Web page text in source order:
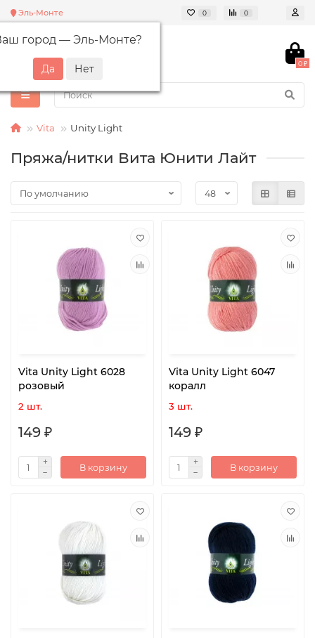
Эль-Монте
город — Эль-Монте?
0 0
0 ₽
Vita Unity Light
Пряжа/нитки Вита Юнити Лайт
Vita Unity Light 6028
розовый
2 шт.
149 ₽
В корзину
Vita Unity Light 6047
коралл
3 шт.
149 ₽
В корзину